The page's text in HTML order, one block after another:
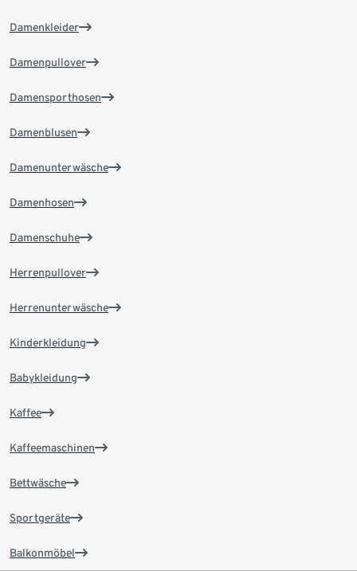
Damenkleider
Damenpullover
Damensporthosen
Damenblusen
Damenunterwäsche
Damenhosen
Damenschuhe
Herrenpullover
Herrenunterwäsche
Kinderkleidung
Babykleidung
Kaffee
Kaffeemaschinen
Bettwäsche
Sportgeräte
Balkonmöbel